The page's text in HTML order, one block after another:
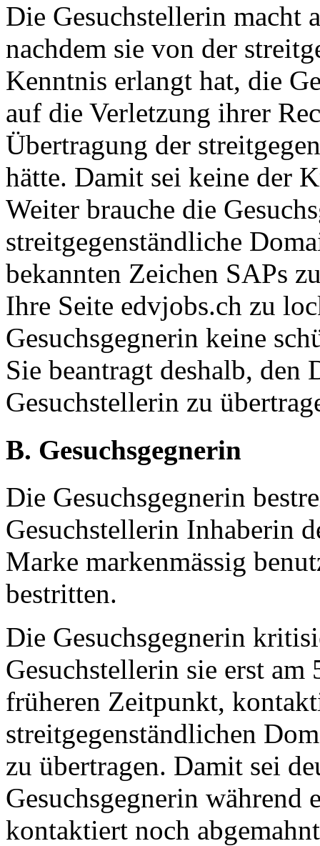
Die Gesuchstellerin macht
nachdem sie von der
Kenntnis erlangt hat, die
auf die Verletzung ihrer
Übertragung der
hätte. Damit sei keine der
Weiter brauche die
streitgegenständliche
bekannten Zeichen SAPs
Ihre Seite edvjobs.ch zu
Gesuchsgegnerin keine
Sie beantragt deshalb, den
Gesuchstellerin zu
B. Gesuchsgegnerin
Die Gesuchsgegnerin
Gesuchstellerin Inhaberin
Marke markenmässig
bestritten.
Die Gesuchsgegnerin
Gesuchstellerin sie erst
früheren Zeitpunkt,
streitgegenständlichen
zu übertragen. Damit sei
Gesuchsgegnerin während
kontaktiert noch